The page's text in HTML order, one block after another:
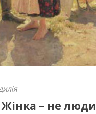
Жінка – не